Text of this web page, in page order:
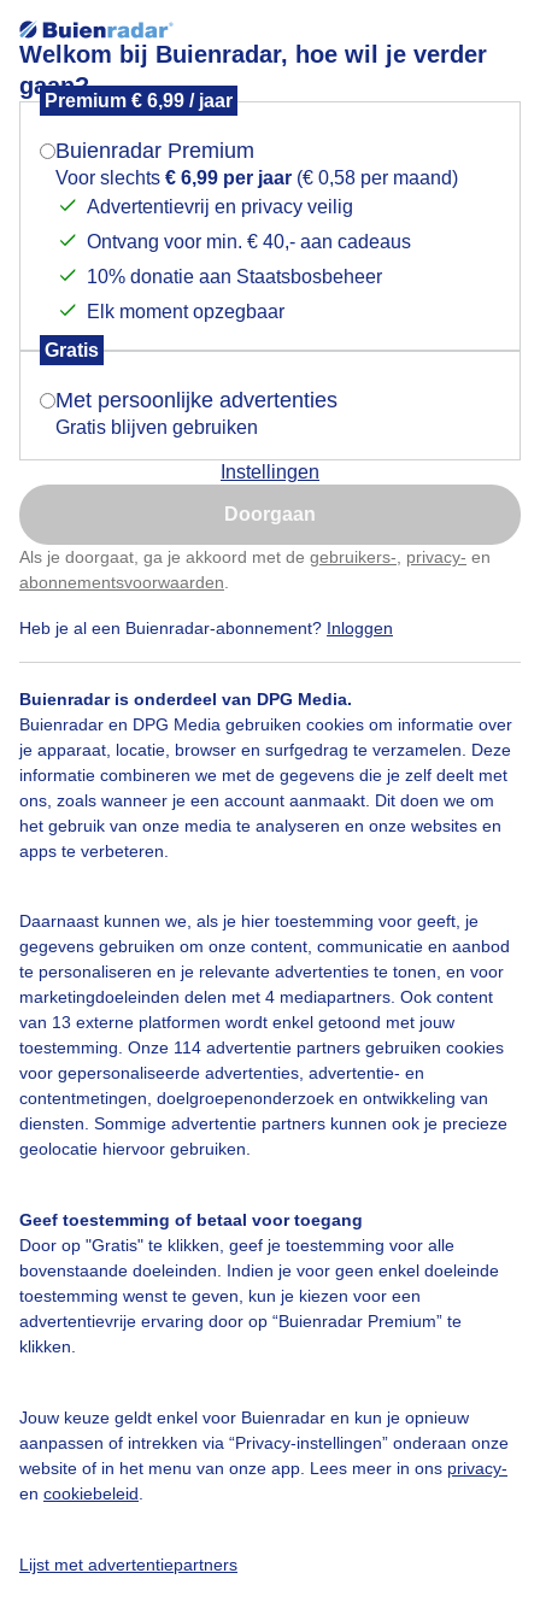
Welkom bij Buienradar, hoe wil je verder
gaan?
Premium € 6,99 / jaar
Buienradar Premium
Voor slechts € 6,99 per jaar (€ 0,58 per maand)
Advertentievrij en privacy veilig
Ontvang voor min. € 40,- aan cadeaus
10% donatie aan Staatsbosbeheer
Elk moment opzegbaar
Gratis
Met persoonlijke advertenties
Gratis blijven gebruiken
Instellingen
Doorgaan
Als je doorgaat, ga je akkoord met de gebruikers- privacy- en
abonnementsvoorwaarden
Heb je al een Buienradar-abonnement? Inloggen
Buienradar is onderdeel van DPG Media.
Buienradar en DPG Media gebruiken cookies om informatie over
je apparaat, locatie, browser en surfgedrag te verzamelen. Deze
informatie combineren we met de gegevens die je zelf deelt met
ons, zoals wanneer je een account aanmaakt. Dit doen we om
het gebruik van onze media te analyseren en onze websites en
apps te verbeteren.
Daarnaast kunnen we, als je hier toestemming voor geeft, je
gegevens gebruiken om onze content, communicatie en aanbod
te personaliseren en je relevante advertenties te tonen, en voor
marketingdoeleinden delen met 4 mediapartners. Ook content
van 13 externe platformen wordt enkel getoond met jouw
toestemming. Onze 114 advertentie partners gebruiken cookies
voor gepersonaliseerde advertenties, advertentie- en
contentmetingen, doelgroepenonderzoek en ontwikkeling van
diensten. Sommige advertentie partners kunnen ook je precieze
geolocatie hiervoor gebruiken.
Geef toestemming of betaal voor toegang
Door op "Gratis" te klikken, geef je toestemming voor alle
bovenstaande doeleinden. Indien je voor geen enkel doeleinde
toestemming wenst te geven, kun je kiezen voor een
advertentievrije ervaring door op “Buienradar Premium” te
klikken.
Jouw keuze geldt enkel voor Buienradar en kun je opnieuw
aanpassen of intrekken via “Privacy-instellingen” onderaan onze
website of in het menu van onze app. Lees meer in ons privacy-
en cookiebeleid
Lijst met advertentiepartners
Tussen de buien genieten op een bankje
Door: ria brasser
Bekijk slideshow
Een moment geduld aub...
Over Buienradar
Contact
Toegankelijkheid
Gebruikersvoorwaarden
Buienradar Team
Privacy beleid
Cookie beleid
Gratis weerdata
Mogen we je locatie gebruiken voor het
Indien je hier nog geen akkoord op hebt gegeven,
verschijnt er zo een pop-up uit je browser waarin
Is goed, toon de popup
Nu niet, misschien later
Klik hierom dit aan te passen